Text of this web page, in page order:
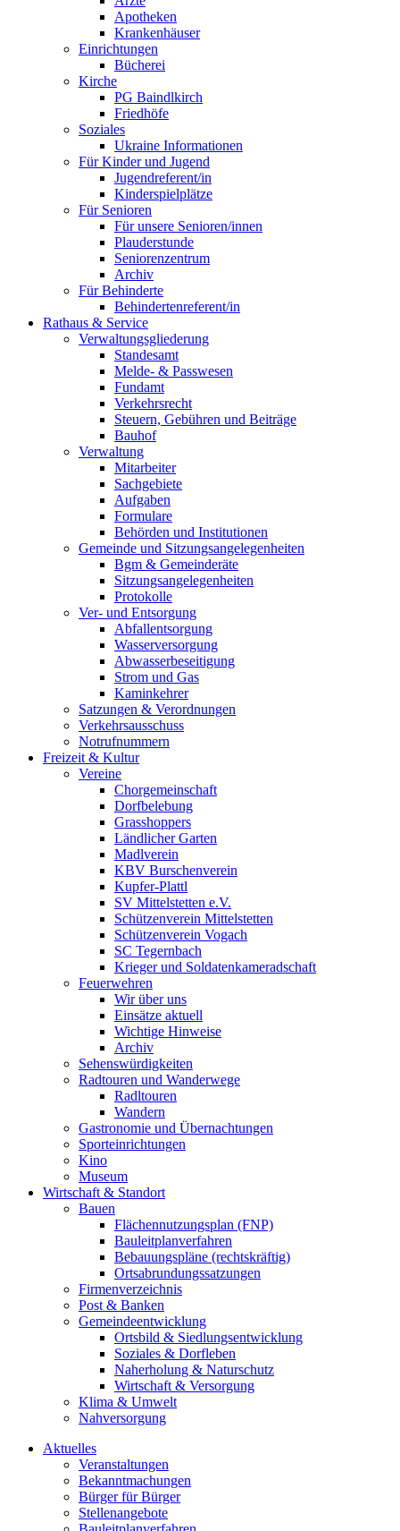
Apotheken
Krankenhäuser
Einrichtungen
Bücherei
Kirche
PG Baindlkirch
Friedhöfe
Soziales
Ukraine Informationen
Für Kinder und Jugend
Jugendreferent/in
Kinderspielplätze
Für Senioren
Für unsere Senioren/innen
Plauderstunde
Seniorenzentrum
Archiv
Für Behinderte
Behindertenreferent/in
Rathaus & Service
Verwaltungsgliederung
Standesamt
Melde- & Passwesen
Fundamt
Verkehrsrecht
Steuern, Gebühren und Beiträge
Bauhof
Verwaltung
Mitarbeiter
Sachgebiete
Aufgaben
Formulare
Behörden und Institutionen
Gemeinde und Sitzungsangelegenheiten
Bgm & Gemeinderäte
Sitzungsangelegenheiten
Protokolle
Ver- und Entsorgung
Abfallentsorgung
Wasserversorgung
Abwasserbeseitigung
Strom und Gas
Kaminkehrer
Satzungen & Verordnungen
Verkehrsausschuss
Notrufnummern
Freizeit & Kultur
Vereine
Chorgemeinschaft
Dorfbelebung
Grasshoppers
Ländlicher Garten
Madlverein
KBV Burschenverein
Kupfer-Plattl
SV Mittelstetten e.V.
Schützenverein Mittelstetten
Schützenverein Vogach
SC Tegernbach
Krieger und Soldatenkameradschaft
Feuerwehren
Wir über uns
Einsätze aktuell
Wichtige Hinweise
Archiv
Sehenswürdigkeiten
Radtouren und Wanderwege
Radltouren
Wandern
Gastronomie und Übernachtungen
Sporteinrichtungen
Kino
Museum
Wirtschaft & Standort
Bauen
Flächennutzungsplan (FNP)
Bauleitplanverfahren
Bebauungspläne (rechtskräftig)
Ortsabrundungssatzungen
Firmenverzeichnis
Post & Banken
Gemeindeentwicklung
Ortsbild & Siedlungsentwicklung
Soziales & Dorfleben
Naherholung & Naturschutz
Wirtschaft & Versorgung
Klima & Umwelt
Nahversorgung
Aktuelles
Veranstaltungen
Bekanntmachungen
Bürger für Bürger
Stellenangebote